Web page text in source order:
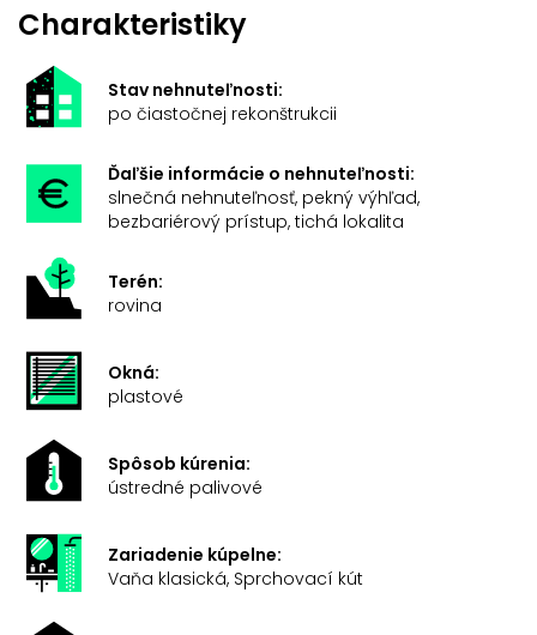
Charakteristiky
Stav nehnuteľnosti:
po čiastočnej rekonštrukcii
Ďaľšie informácie o nehnuteľnosti:
slnečná nehnuteľnosť, pekný výhľad,
bezbariérový prístup, tichá lokalita
Terén:
rovina
Okná:
plastové
Spôsob kúrenia:
ústredné palivové
Zariadenie kúpelne:
Vaňa klasická, Sprchovací kút